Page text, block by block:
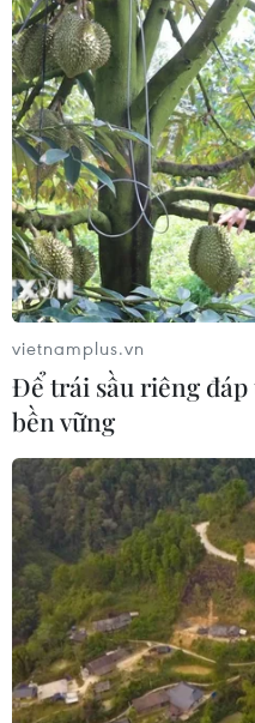
vietnamplus.vn
Để trái sầu riêng đáp
bền vững